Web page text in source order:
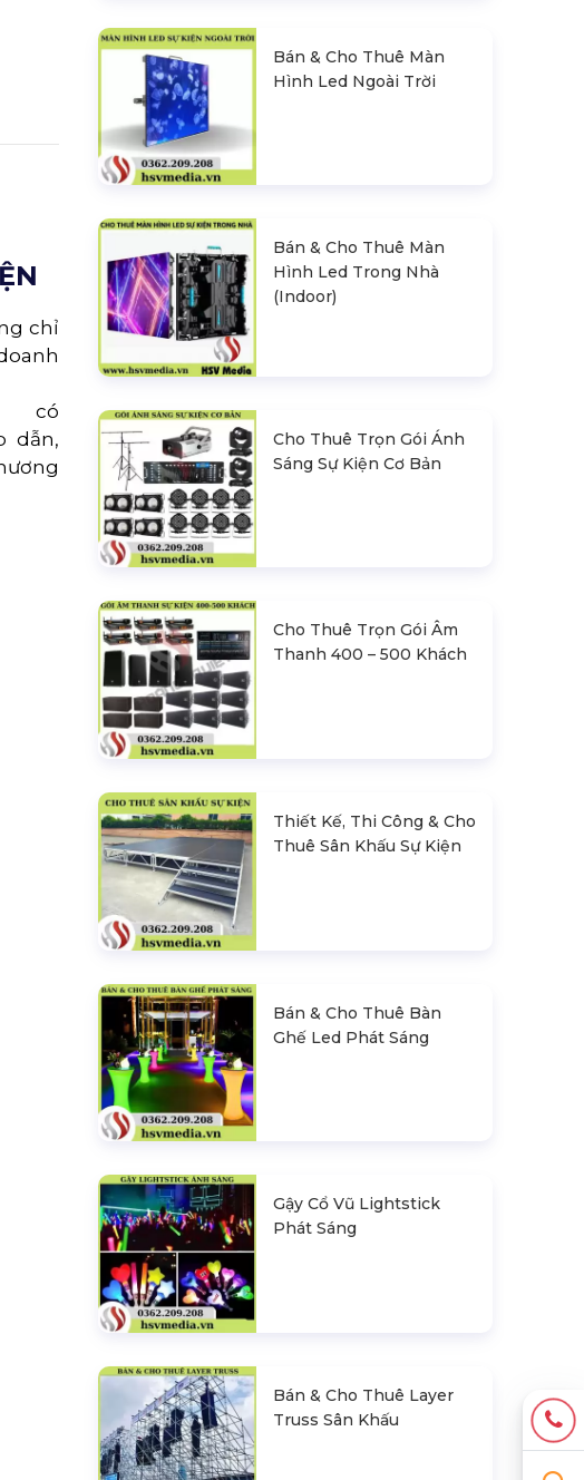
chỉ
có
dẫn,
Bán & Cho Thuê Màn
Hình Led Ngoài Trời
Bán & Cho Thuê Màn
Hình Led Trong Nhà
(Indoor)
Cho Thuê Trọn Gói Ánh
Sáng Sự Kiện Cơ Bản
Cho Thuê Trọn Gói Âm
Thanh 400 – 500 Khách
Thiết Kế, Thi Công & Cho
Thuê Sân Khấu Sự Kiện
Bán & Cho Thuê Bàn
Ghế Led Phát Sáng
Gậy Cổ Vũ Lightstick
Phát Sáng
Bán & Cho Thuê Layer
Truss Sân Khấu